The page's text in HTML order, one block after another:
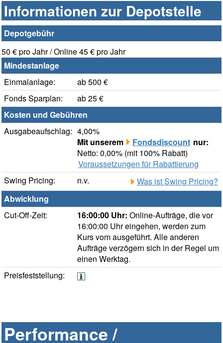
Informationen zur Depotstelle
Depotgebühr
50 € pro Jahr / Online 45 € pro Jahr
Mindestanlage
Einmalanlage:
ab 500 €
Fonds Sparplan:
ab 25 €
Kosten und Gebühren
Ausgabeaufschlag: 4,00%
Mit unserem
Fondsdiscount nur:
Netto: 0,00% (mit 100% Rabatt)
Voraussetzungen für Rabattierung
Swing Pricing:
n.v.
Was ist Swing Pricing?
Abwicklung
Cut-Off-Zeit:
16:00:00 Uhr: Online-Aufträge, die vor
16:00:00 Uhr eingehen, werden zum
Kurs vom ausgeführt. Alle anderen
Aufträge verzögern sich in der Regel um
einen Werktag.
Preisfeststellung:
Performance /